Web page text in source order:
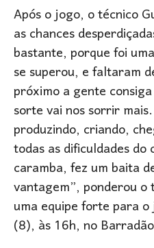
Após o jogo, o técnico
as chances
bastante, porque foi
se superou, e faltaram
próximo a gente
sorte vai nos sorrir
produzindo, criando,
todas as dificuldades
caramba, fez um baita
vantagem”, ponderou
uma equipe forte para
(8), às 16h, no